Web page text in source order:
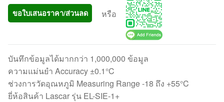
ขอใบเสนอราคา/ส่วนลด หรือ
บันทึกข้อมูลได้มากกว่า 1,000,000 ข้อมูล
ความแม่นยำ Accuracy ±0.1°C
ช่วงการวัดอุณหภูมิ Measuring Range -18 ถึง +55°C
ยี่ห้อสินค้า Lascar รุ่น EL-SIE-1+